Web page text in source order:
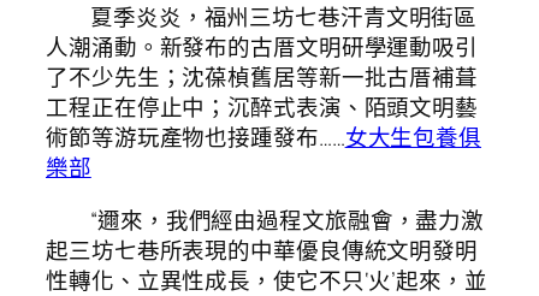
夏季炎炎，福州三坊七巷汗青文明街區
人潮涌動。新發布的古厝文明研學運動吸引
了不少先生；沈葆楨舊居等新一批古厝補葺
工程正在停止中；沉醉式表演、陌頭文明藝
術節等游玩產物也接踵發布……女大生包養俱
樂部
“邇來，我們經由過程文旅融會，盡力激
起三坊七巷所表現的中華優良傳統文明發明
性轉化、立異性成長，使它不只‘火’起來，並